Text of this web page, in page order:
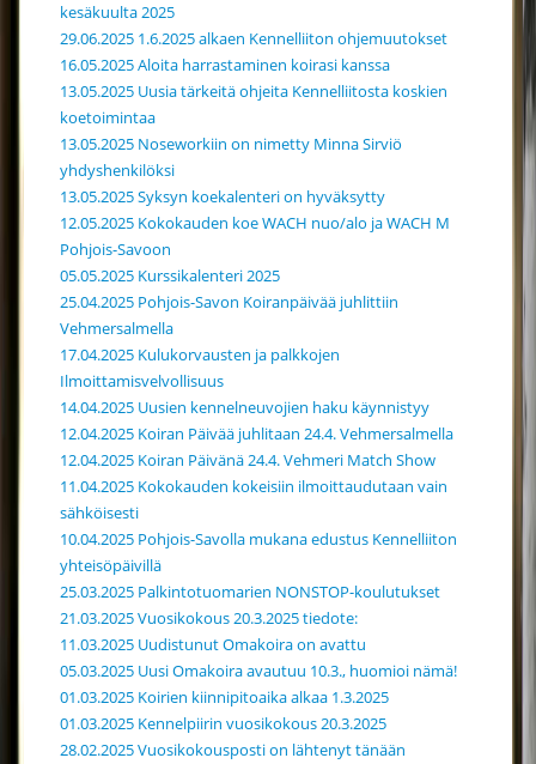
kesäkuulta 2025
29.06.2025 1.6.2025 alkaen Kennelliiton ohjemuutokset
16.05.2025 Aloita harrastaminen koirasi kanssa
13.05.2025 Uusia tärkeitä ohjeita Kennelliitosta koskien
koetoimintaa
13.05.2025 Noseworkiin on nimetty Minna Sirviö
yhdyshenkilöksi
13.05.2025 Syksyn koekalenteri on hyväksytty
12.05.2025 Kokokauden koe WACH nuo/alo ja WACH M
Pohjois-Savoon
05.05.2025 Kurssikalenteri 2025
25.04.2025 Pohjois-Savon Koiranpäivää juhlittiin
Vehmersalmella
17.04.2025 Kulukorvausten ja palkkojen
Ilmoittamisvelvollisuus
14.04.2025 Uusien kennelneuvojien haku käynnistyy
12.04.2025 Koiran Päivää juhlitaan 24.4. Vehmersalmella
12.04.2025 Koiran Päivänä 24.4. Vehmeri Match Show
11.04.2025 Kokokauden kokeisiin ilmoittaudutaan vain
sähköisesti
10.04.2025 Pohjois-Savolla mukana edustus Kennelliiton
yhteisöpäivillä
25.03.2025 Palkintotuomarien NONSTOP-koulutukset
21.03.2025 Vuosikokous 20.3.2025 tiedote:
11.03.2025 Uudistunut Omakoira on avattu
05.03.2025 Uusi Omakoira avautuu 10.3., huomioi nämä!
01.03.2025 Koirien kiinnipitoaika alkaa 1.3.2025
01.03.2025 Kennelpiirin vuosikokous 20.3.2025
28.02.2025 Vuosikokousposti on lähtenyt tänään